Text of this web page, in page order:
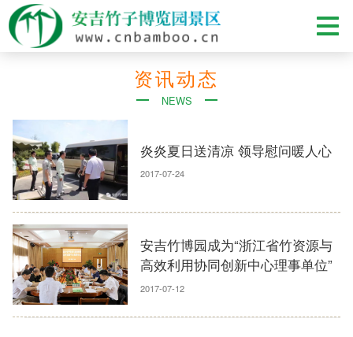
资讯动态
NEWS
炎炎夏日送清凉 领导慰问暖人心
2017-07-24
安吉竹博园成为“浙江省竹资源与
高效利用协同创新中心理事单位”
2017-07-12